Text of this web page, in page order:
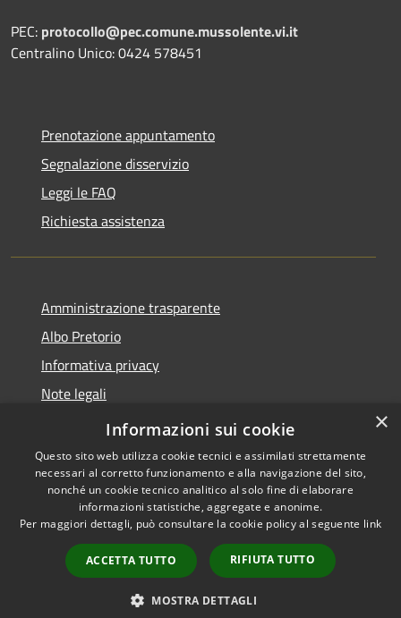
PEC: protocollo@pec.comune.mussolente.vi.it
Centralino Unico: 0424 578451
Prenotazione appuntamento
Segnalazione disservizio
Leggi le FAQ
Richiesta assistenza
Amministrazione trasparente
Albo Pretorio
Informativa privacy
Note legali
Dichiarazione di accessibilità
Accessibilità
Copyright © 2026 • Comune di
Mussolente • Powered by
Municipium•
Accesso
redazione
×
Informazioni sui cookie
Questo sito web utilizza cookie tecnici e assimilati strettamente
necessari al corretto funzionamento e alla navigazione del sito,
nonché un cookie tecnico analitico al solo fine di elaborare
informazioni statistiche, aggregate e anonime.
Per maggiori dettagli, può consultare la cookie policy al seguente link
ACCETTA TUTTO RIFIUTA TUTTO
MOSTRA DETTAGLI